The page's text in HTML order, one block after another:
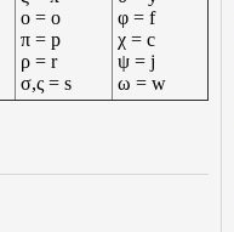
ο = o
π = p
ρ = r
σ,ς = s
φ = f
χ = c
ψ = j
ω = w